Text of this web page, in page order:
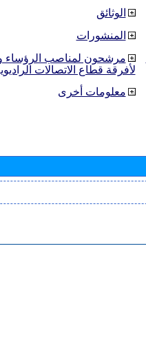
الوثائق
المنشورات
مرشحون لمناصب الرؤساء
لأفرقة قطاع الاتصالات
معلومات أخرى